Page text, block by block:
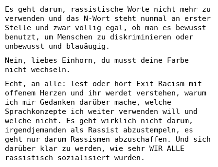
Es geht darum, rassistische Worte nicht mehr zu
verwenden und das N-Wort steht nunmal an erster
Stelle und zwar völlig egal, ob man es bewusst
benutzt, um Menschen zu diskriminieren oder
unbewusst und blauäugig.
Nein, liebes Einhorn, du musst deine Farbe
nicht wechseln.
Echt, an alle: lest oder hört Exit Racism mit
offenem Herzen und ihr werdet verstehen, warum
ich mir Gedanken darüber mache, welche
Sprachkonzepte ich weiter verwenden will und
welche nicht. Es geht wirklich nicht darum,
irgendjemanden als Rassist abzustempeln, es
geht nur darum Rassismen abzuschaffen. Und sich
darüber klar zu werden, wie sehr WIR ALLE
rassistisch sozialisiert wurden.